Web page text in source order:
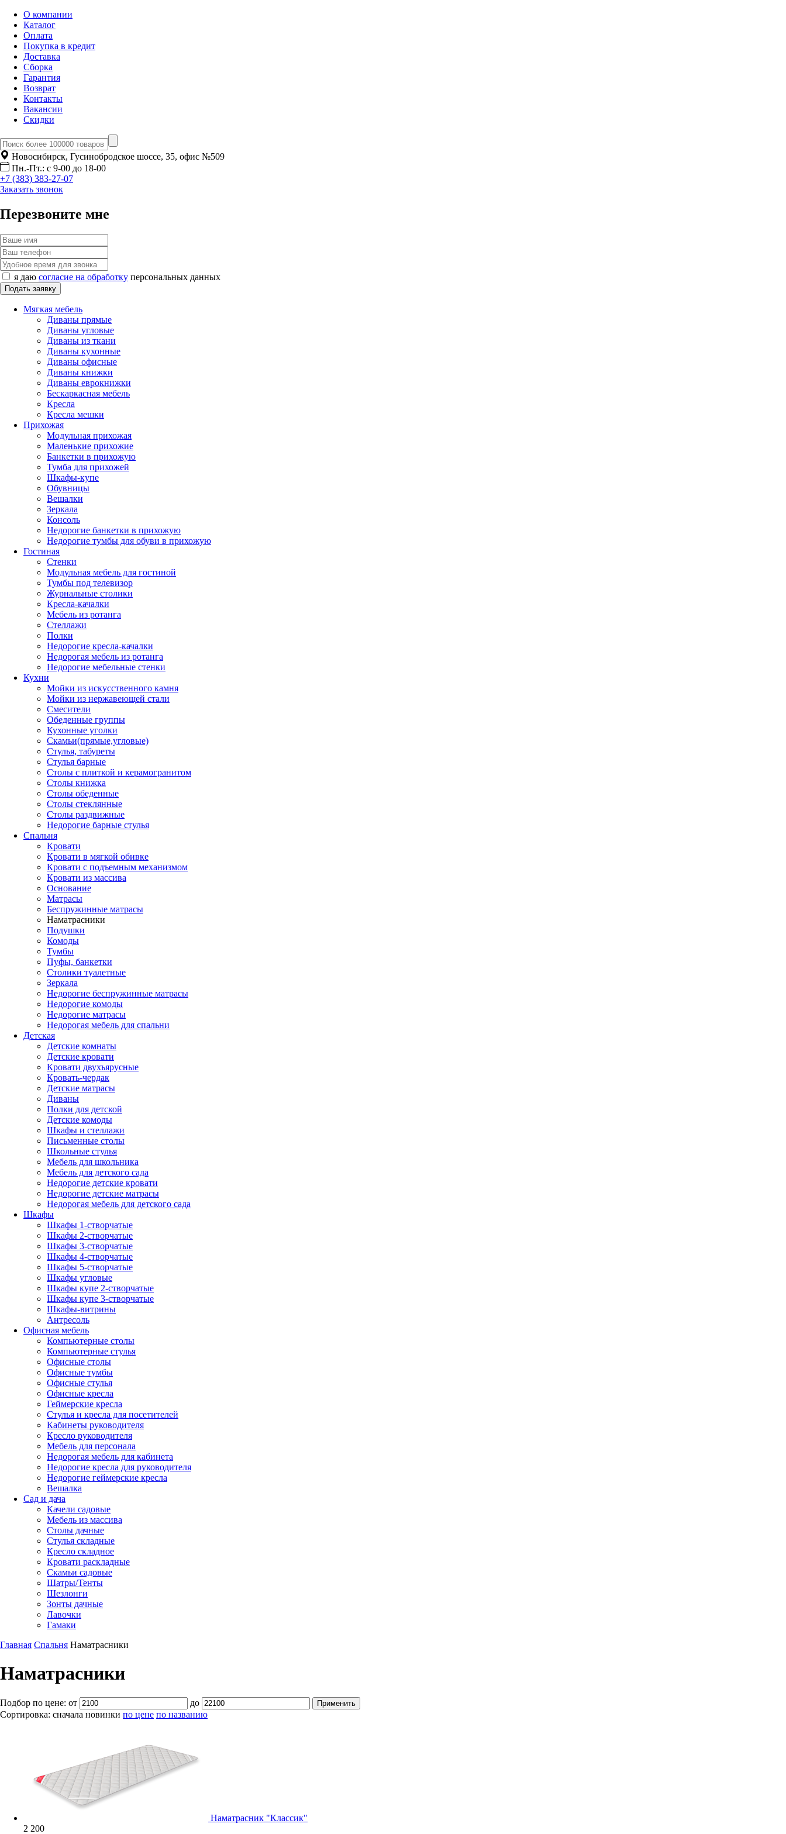
О компании
Каталог
Оплата
Покупка в кредит
Доставка
Сборка
Гарантия
Возврат
Контакты
Вакансии
Скидки
Новосибирск, Гусинобродское шоссе, 35, офис №509
Пн.-Пт.: с 9-00 до 18-00
+7 (383) 383-27-07
Заказать звонок
Перезвоните мне
я даю согласие на обработку персональных данных
Мягкая мебель
Диваны прямые
Диваны угловые
Диваны из ткани
Диваны кухонные
Диваны офисные
Диваны книжки
Диваны еврокнижки
Бескаркасная мебель
Кресла
Кресла мешки
Прихожая
Модульная прихожая
Маленькие прихожие
Банкетки в прихожую
Тумба для прихожей
Шкафы-купе
Обувницы
Вешалки
Зеркала
Консоль
Недорогие банкетки в прихожую
Недорогие тумбы для обуви в прихожую
Гостиная
Стенки
Модульная мебель для гостиной
Тумбы под телевизор
Журнальные столики
Кресла-качалки
Мебель из ротанга
Стеллажи
Полки
Недорогие кресла-качалки
Недорогая мебель из ротанга
Недорогие мебельные стенки
Кухни
Мойки из искусственного камня
Мойки из нержавеющей стали
Смесители
Обеденные группы
Кухонные уголки
Скамьи(прямые,угловые)
Стулья, табуреты
Стулья барные
Столы с плиткой и керамогранитом
Столы книжка
Столы обеденные
Столы стеклянные
Столы раздвижные
Недорогие барные стулья
Спальня
Кровати
Кровати в мягкой обивке
Кровати с подъемным механизмом
Кровати из массива
Основание
Матрасы
Беспружинные матрасы
Наматрасники
Подушки
Комоды
Тумбы
Пуфы, банкетки
Столики туалетные
Зеркала
Недорогие беспружинные матрасы
Недорогие комоды
Недорогие матрасы
Недорогая мебель для спальни
Детская
Детские комнаты
Детские кровати
Кровати двухъярусные
Кровать-чердак
Детские матрасы
Диваны
Полки для детской
Детские комоды
Шкафы и стеллажи
Письменные столы
Школьные стулья
Мебель для школьника
Мебель для детского сада
Недорогие детские кровати
Недорогие детские матрасы
Недорогая мебель для детского сада
Шкафы
Шкафы 1-створчатые
Шкафы 2-створчатые
Шкафы 3-створчатые
Шкафы 4-створчатые
Шкафы 5-створчатые
Шкафы угловые
Шкафы купе 2-створчатые
Шкафы купе 3-створчатые
Шкафы-витрины
Антресоль
Офисная мебель
Компьютерные столы
Компьютерные стулья
Офисные столы
Офисные тумбы
Офисные стулья
Офисные кресла
Геймерские кресла
Стулья и кресла для посетителей
Кабинеты руководителя
Кресло руководителя
Мебель для персонала
Недорогая мебель для кабинета
Недорогие кресла для руководителя
Недорогие геймерские кресла
Вешалка
Сад и дача
Качели садовые
Мебель из массива
Столы дачные
Стулья складные
Кресло складное
Кровати раскладные
Скамьи садовые
Шатры/Тенты
Шезлонги
Зонты дачные
Лавочки
Гамаки
Главная Спальня Наматрасники
Наматрасники
Подбор по цене: от
до
Сортировка: сначала новинки по цене по названию
Наматрасник "Классик"
2 200